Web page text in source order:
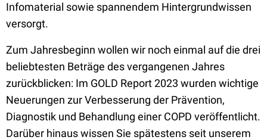
Infomaterial sowie spannendem Hintergrundwissen
versorgt.
Zum Jahresbeginn wollen wir noch einmal auf die drei
beliebtesten Beträge des vergangenen Jahres
zurückblicken: Im GOLD Report 2023 wurden wichtige
Neuerungen zur Verbesserung der Prävention,
Diagnostik und Behandlung einer COPD veröffentlicht.
Darüber hinaus wissen Sie spätestens seit unserem